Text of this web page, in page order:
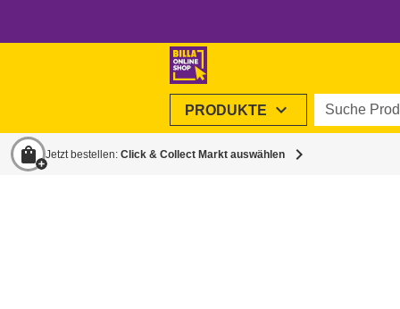
PRODUKTE expand_more Suche
shopping_bag Jetzt bestellen: Click & Collect Markt auswählen chevron_right